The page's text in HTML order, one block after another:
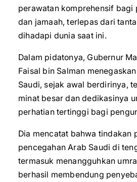
perawatan komprehensif bagi
dan jamaah, terlepas dari
dihadapi dunia saat ini.
Dalam pidatonya, Gubernur
Faisal bin Salman
Saudi, sejak awal berdirinya,
minat besar dan dedikasinya
perhatian tertinggi bagi
Dia mencatat bahwa tindakan
pencegahan Arab Saudi di
termasuk menangguhkan
berhasil membendung